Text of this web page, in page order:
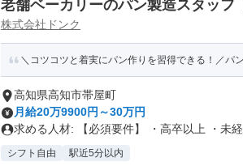
老舗ベーカリーのパン製造スタッフ
株式会社ドンク
＼コツコツと着実にパン作りを習得できる！／パ
高知県高知市帯屋町
月給20万9900円～30万円
求める人材: 【必須要件】 ・高卒以上 ・未
シフト自由 駅近5分以内